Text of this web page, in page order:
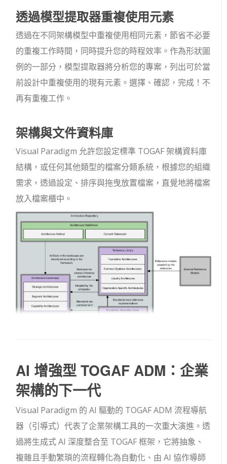
透過模型提取器重複使用元素
透過在不同架構模型中重複使用相同元素，節省不必要
的重複工作時間，同時提升您的時程效率。作為形狀圖
例的一部分，模型提取器將分析您的專案，列出可於當
前設計中重複使用的現有元素。選擇、確認，完成！不
再有重複工作。
架構與文件資料庫
Visual Paradigm 允許您設定標準 TOGAF 架構資料庫
結構，或任何其他類型的檔案分類系統，根據您的組織
需求，透過設定、排序與拖曳放置檔案，直覺地將檔案
放入檔案櫃中。
AI 增強型 TOGAF ADM：企業
架構的下一代
Visual Paradigm 的 AI 驅動的 TOGAF ADM 流程導航
器（引導式）代表了企業架構工具的一次重大演進。透
過將生成式 AI 深度整合至 TOGAF 框架，它將抽象、
複雜且手動繁瑣的流程轉化為自動化、由 AI 協作導師